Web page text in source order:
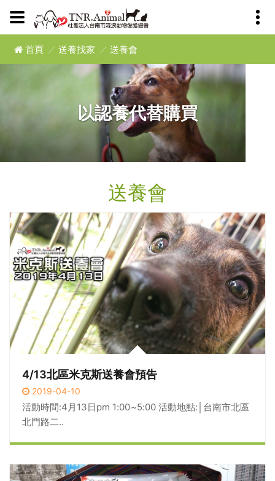
首頁 送養找家 送養會
以認養代替購買
送養會
4/13北區米克斯送養會預告
2019-04-10
活動時間:4月13日pm 1:00~5:00 活動地點:│台南市北區
北門路二..